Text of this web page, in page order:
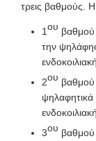
τρεις βαθμούς.
1ου βαθμού
την
2ου βαθμού
ψηλαφητικά
3ου βαθμού